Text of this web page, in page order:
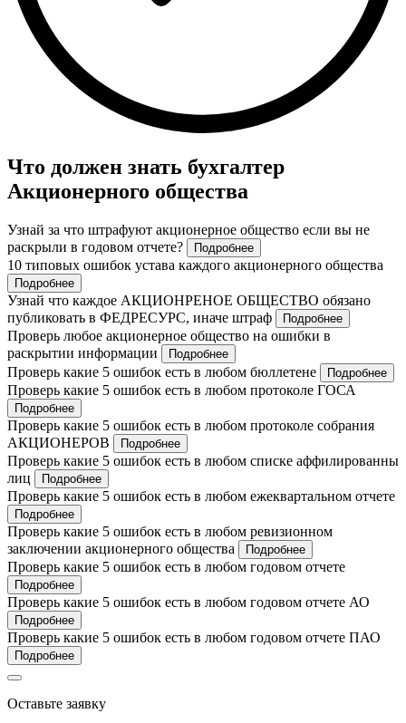
Что должен знать бухгалтер
Акционерного общества
Узнай за что штрафуют акционерное общество если вы не
раскрыли в годовом отчете?
Подробнее
10 типовых ошибок устава каждого акционерного общества
Подробнее
Узнай что каждое АКЦИОНРЕНОЕ ОБЩЕСТВО обязано
публиковать в ФЕДРЕСУРС, иначе штраф
Подробнее
Проверь любое акционерное общество на ошибки в
раскрытии информации
Подробнее
Проверь какие 5 ошибок есть в любом бюллетене Подробнее
Проверь какие 5 ошибок есть в любом протоколе ГОСА
Подробнее
Проверь какие 5 ошибок есть в любом протоколе собрания
АКЦИОНЕРОВ
Подробнее
Проверь какие 5 ошибок есть в любом списке аффилированны
лиц
Подробнее
Проверь какие 5 ошибок есть в любом ежеквартальном отчете
Подробнее
Проверь какие 5 ошибок есть в любом ревизионном
заключении акционерного общества
Подробнее
Проверь какие 5 ошибок есть в любом годовом отчете
Подробнее
Проверь какие 5 ошибок есть в любом годовом отчете АО
Подробнее
Проверь какие 5 ошибок есть в любом годовом отчете ПАО
Подробнее
Оставьте заявку